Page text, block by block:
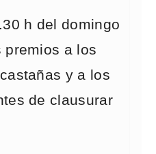
h del domingo
premios a los
y a los
de clausurar